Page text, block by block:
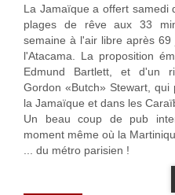
La Jamaïque a offert samedi
plages de rêve aux 33
semaine à l'air libre après
l'Atacama. La proposition
Edmund Bartlett, et d'un
Gordon «Butch» Stewart,
la Jamaïque et dans les
Un beau coup de pub
moment même où la
... du métro parisien !